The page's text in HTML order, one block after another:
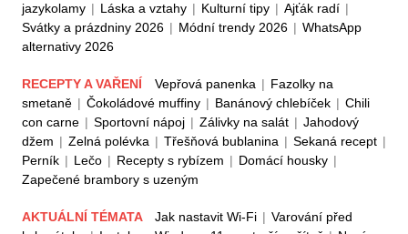
jazykolamy | Láska a vztahy | Kulturní tipy | Ajťák radí |
Svátky a prázdniny 2026 | Módní trendy 2026 | WhatsApp
alternativy 2026
RECEPTY A VAŘENÍ Vepřová panenka | Fazolky na
smetaně | Čokoládové muffiny | Banánový chlebíček | Chili
con carne | Sportovní nápoj | Zálivky na salát | Jahodový
džem | Zelná polévka | Třešňová bublanina | Sekaná recept |
Perník | Lečo | Recepty s rybízem | Domácí housky |
Zapečené brambory s uzeným
AKTUÁLNÍ TÉMATA Jak nastavit Wi-Fi | Varování před